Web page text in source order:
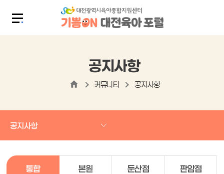
공지사항
커뮤니티 공지사항
공지사항
통합 본원 둔산점 판암점